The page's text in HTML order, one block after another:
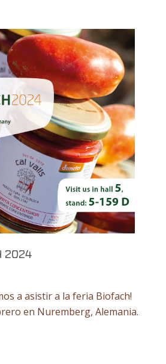
2024
a asistir a la feria Biofach!
en Nuremberg, Alemania.